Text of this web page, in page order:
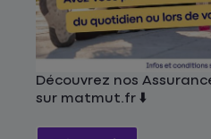
Découvrez nos
sur matmut.fr ⬇️